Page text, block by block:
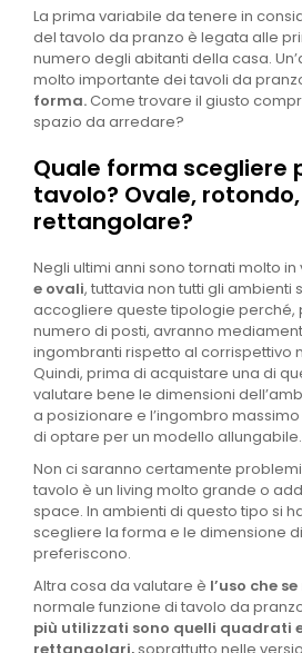
La prima variabile da tenere in
del tavolo da pranzo è legata alle
numero degli abitanti della casa.
molto importante dei tavoli da
forma.Come trovare il giusto
spazio da arredare?
Quale forma scegliere
tavolo? Ovale,
rettangolare?
Negli ultimi anni sono tornati molto in
e ovali, tuttavia non tutti gli ambienti
accogliere queste tipologie perché,
numero di posti, avranno
ingombranti rispetto al corrispettivo
Quindi, prima di acquistare una di
valutare bene le dimensioni
a posizionare e l’ingombro
di optare per un modello allungabile.
Non ci saranno certamente
tavolo è un living molto grande o
space. In ambienti di questo tipo si
scegliere la forma e le dimensione
preferiscono.
Altra cosa da valutare è l’uso che
normale funzione di tavolo da
più utilizzati sono quelli quadrati